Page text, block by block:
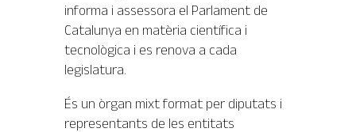
informa i assessora el Parlament de
Catalunya en matèria científica i
tecnològica i es renova a cada
legislatura.
És un òrgan mixt format per diputats i
representants de les entitats